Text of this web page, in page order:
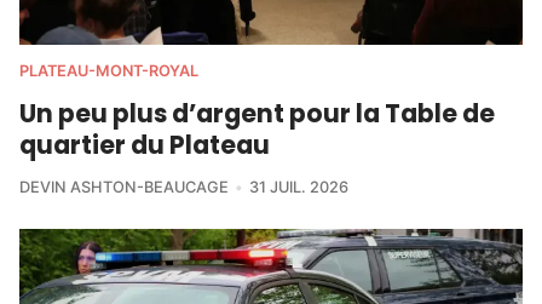
PLATEAU-MONT-ROYAL
Un peu plus d’argent pour la Table de
quartier du Plateau
DEVIN ASHTON-BEAUCAGE 31 JUIL. 2026